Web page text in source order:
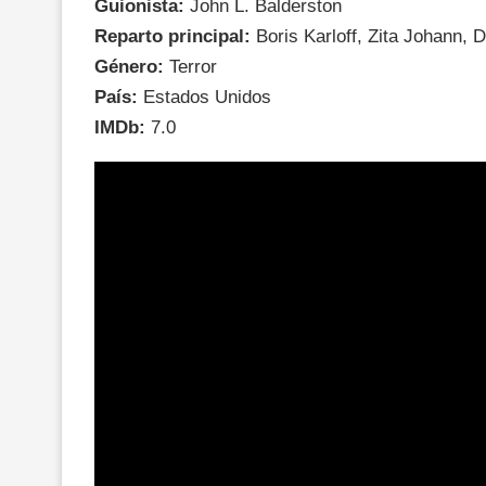
Guionista: John L. Balderston
Reparto principal: Boris Karloff, Zita Johann,
Género: Terror
País: Estados Unidos
IMDb: 7.0